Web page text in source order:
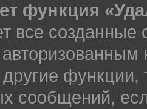
функция
все созданные
функции,
сообщений,